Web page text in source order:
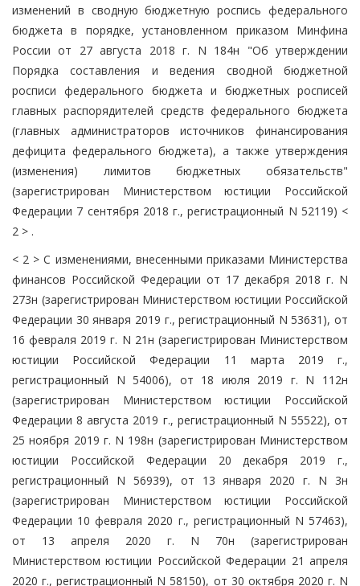
изменений в сводную бюджетную роспись федерального
бюджета в порядке, установленном приказом Минфина
России от 27 августа 2018 г. N 184н "Об утверждении
Порядка составления и ведения сводной бюджетной
росписи федерального бюджета и бюджетных росписей
главных распорядителей средств федерального бюджета
(главных администраторов источников финансирования
дефицита федерального бюджета), а также утверждения
(изменения) лимитов бюджетных обязательств"
(зарегистрирован Министерством юстиции Российской
Федерации 7 сентября 2018 г., регистрационный N 52119) <
2 > .
< 2 > С изменениями, внесенными приказами Министерства
финансов Российской Федерации от 17 декабря 2018 г. N
273н (зарегистрирован Министерством юстиции Российской
Федерации 30 января 2019 г., регистрационный N 53631), от
16 февраля 2019 г. N 21н (зарегистрирован Министерством
юстиции Российской Федерации 11 марта 2019 г.,
регистрационный N 54006), от 18 июля 2019 г. N 112н
(зарегистрирован Министерством юстиции Российской
Федерации 8 августа 2019 г., регистрационный N 55522), от
25 ноября 2019 г. N 198н (зарегистрирован Министерством
юстиции Российской Федерации 20 декабря 2019 г.,
регистрационный N 56939), от 13 января 2020 г. N 3н
(зарегистрирован Министерством юстиции Российской
Федерации 10 февраля 2020 г., регистрационный N 57463),
от 13 апреля 2020 г. N 70н (зарегистрирован
Министерством юстиции Российской Федерации 21 апреля
2020 г., регистрационный N 58150), от 30 октября 2020 г. N